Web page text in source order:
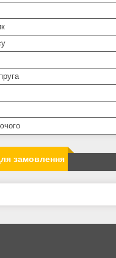
замовлення